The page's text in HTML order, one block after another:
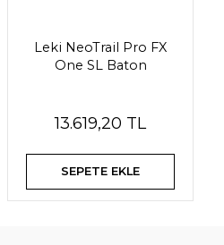
Leki NeoTrail Pro FX
One SL Baton
13.619,20 TL
SEPETE EKLE